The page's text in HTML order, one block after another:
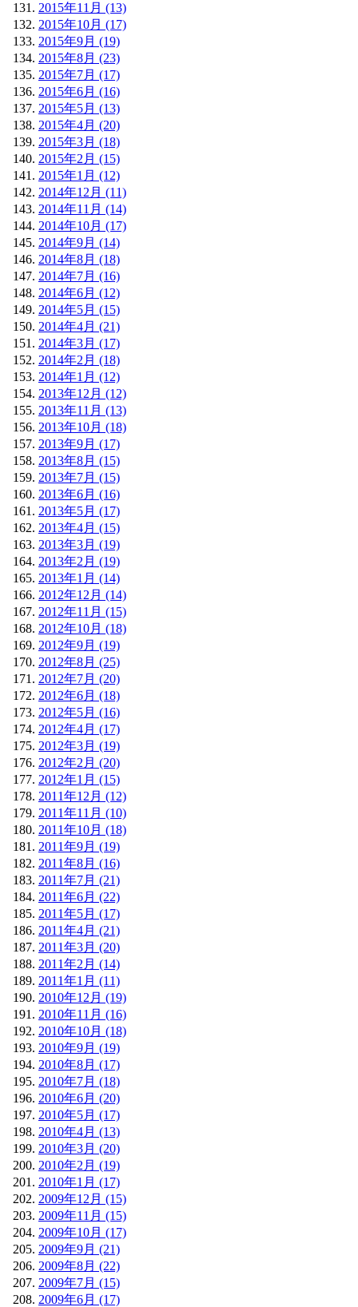
2015年11月 (13)
2015年10月 (17)
2015年9月 (19)
2015年8月 (23)
2015年7月 (17)
2015年6月 (16)
2015年5月 (13)
2015年4月 (20)
2015年3月 (18)
2015年2月 (15)
2015年1月 (12)
2014年12月 (11)
2014年11月 (14)
2014年10月 (17)
2014年9月 (14)
2014年8月 (18)
2014年7月 (16)
2014年6月 (12)
2014年5月 (15)
2014年4月 (21)
2014年3月 (17)
2014年2月 (18)
2014年1月 (12)
2013年12月 (12)
2013年11月 (13)
2013年10月 (18)
2013年9月 (17)
2013年8月 (15)
2013年7月 (15)
2013年6月 (16)
2013年5月 (17)
2013年4月 (15)
2013年3月 (19)
2013年2月 (19)
2013年1月 (14)
2012年12月 (14)
2012年11月 (15)
2012年10月 (18)
2012年9月 (19)
2012年8月 (25)
2012年7月 (20)
2012年6月 (18)
2012年5月 (16)
2012年4月 (17)
2012年3月 (19)
2012年2月 (20)
2012年1月 (15)
2011年12月 (12)
2011年11月 (10)
2011年10月 (18)
2011年9月 (19)
2011年8月 (16)
2011年7月 (21)
2011年6月 (22)
2011年5月 (17)
2011年4月 (21)
2011年3月 (20)
2011年2月 (14)
2011年1月 (11)
2010年12月 (19)
2010年11月 (16)
2010年10月 (18)
2010年9月 (19)
2010年8月 (17)
2010年7月 (18)
2010年6月 (20)
2010年5月 (17)
2010年4月 (13)
2010年3月 (20)
2010年2月 (19)
2010年1月 (17)
2009年12月 (15)
2009年11月 (15)
2009年10月 (17)
2009年9月 (21)
2009年8月 (22)
2009年7月 (15)
2009年6月 (17)